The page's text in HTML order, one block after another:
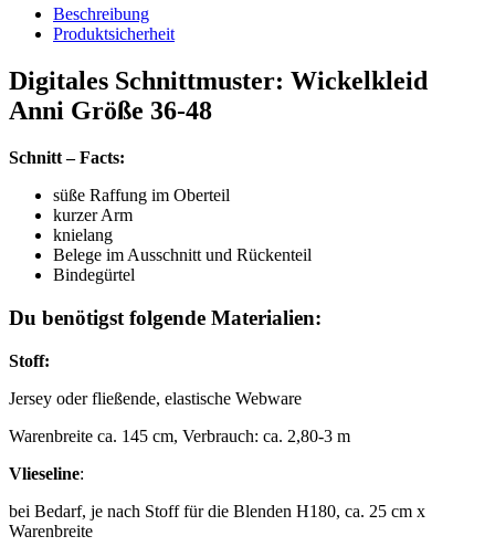
Print
home
Menge
Beschreibung
Produktsicherheit
Digitales Schnittmuster: Wickelkleid
Anni Größe 36-48
Schnitt – Facts:
süße Raffung im Oberteil
kurzer Arm
knielang
Belege im Ausschnitt und Rückenteil
Bindegürtel
Du benötigst folgende Materialien:
Stoff:
Jersey oder fließende, elastische Webware
Warenbreite ca. 145 cm, Verbrauch: ca. 2,80-3 m
Vlieseline:
bei Bedarf, je nach Stoff für die Blenden H180, ca. 25 cm x
Warenbreite